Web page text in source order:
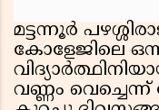
മട്ടന്നൂർ
കോളേജിലെ
വണ്ണം